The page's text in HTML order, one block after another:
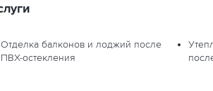
Отделка балконов и лоджий после
ПВХ-остекления